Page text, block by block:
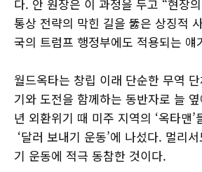
다. 안 원장은 이 과정을 두고 “현장
통상 전략의 막힌 길을 뚫은 상징적
국의 트럼프 행정부에도 적용되는
월드옥타는 창립 이래 단순한 무역
기와 도전을 함께하는 동반자로 늘
년 외환위기 때 미주 지역의 ‘옥타맨’
‘달러 보내기 운동’에 나섰다. 멀리
기 운동에 적극 동참한 것이다.